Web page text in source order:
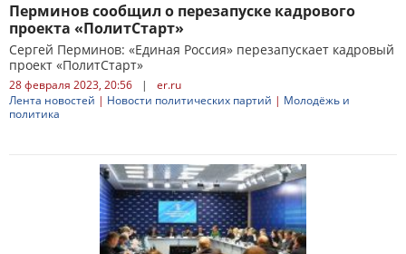
Перминов сообщил о перезапуске кадрового
проекта «ПолитСтарт»
Сергей Перминов: «Единая Россия» перезапускает кадровый
проект «ПолитСтарт»
28 февраля 2023, 20:56 |
er.ru
Лента новостей | Новости политических партий | Молодёжь и
политика